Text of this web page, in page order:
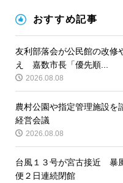
おすすめ記事
友利部落会が公民館の改
え 嘉数市長「優先順...
2026.08.08
農村公園や指定管理施設
経営会議
2026.08.08
台風１３号が宮古接近 暴
便２日連続閉館